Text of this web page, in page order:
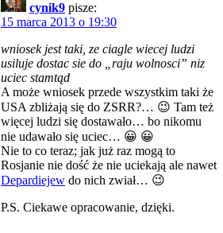
cynik9 pisze:
15 marca 2013 o 19:30
wniosek jest taki, ze ciagle wiecej ludzi
usiluje dostac sie do „raju wolnosci” niz
uciec stamtąd
A może wniosek przede wszystkim taki że
USA zbliżają się do ZSRR?… 😉 Tam też
więcej ludzi się dostawało… bo nikomu
nie udawało się uciec… 😀 😀
Nie to co teraz; jak już raz mogą to
Rosjanie nie dość że nie uciekają ale nawet
Depardiejew do nich zwiał… 😉
P.S. Ciekawe opracowanie, dzięki.